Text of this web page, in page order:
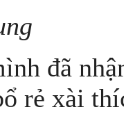
đã
rẻ xài